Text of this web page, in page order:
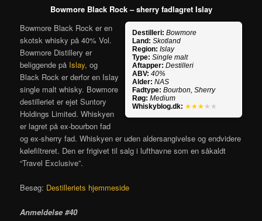
Bowmore Black Rock – sherry fadlagret Islay
Destilleri: Bowmore
Land: Skotland
Region: Islay
Type: Single malt
Aftapper: Destilleri
ABV: 40%
Alder: NAS
Fadtype: Bourbon, Sherry
Røg: Medium
Whiskyblog.dk: ★★★ ★★
Bowmore Black Rock er en
skotsk whisky på 40% Vol.
Bowmore Distillery er
beliggende på Islay, og
Black Rock er derfor en Islay
single malt whisky. Bowmore
destilleriet er ejet Suntory
Holdings Limited. Whiskyen
er lagret på ex-bourbon fad
og ex-sherry fad. Whiskyen er uden aldersangivelse og endvidere
kølefiltreret. Den er frigivet til salg i lufthavne som en såkaldt
“Travel Exclusive”.
Besøg: Destilleriets hjemmeside
Anmeldelse #40